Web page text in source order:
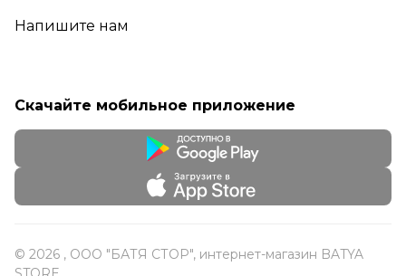
Напишите нам
Скачайте мобильное приложение
© 2026 , ООО "БАТЯ СТОР", интернет-магазин BATYA